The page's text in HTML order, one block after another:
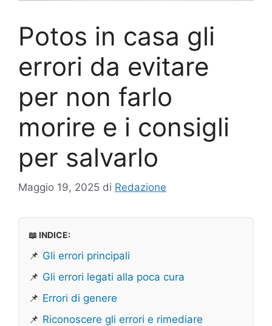
Potos in casa gli
errori da evitare
per non farlo
morire e i consigli
per salvarlo
Maggio 19, 2025 di Redazione
📖 INDICE:
📌 Gli errori principali
📌 Gli errori legati alla poca cura
📌 Errori di genere
📌 Riconoscere gli errori e rimediare